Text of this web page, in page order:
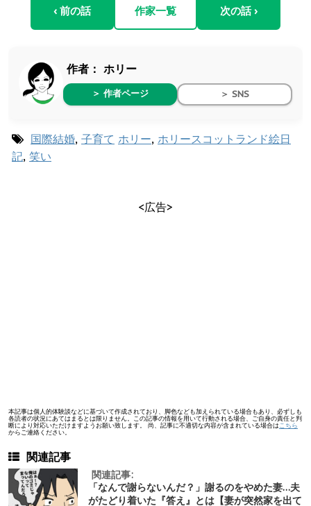
‹ 前の話 作家一覧 次の話 ›
作者： ホリー
＞ 作者ページ ＞ SNS
国際結婚, 子育て ホリー, ホリースコットランド絵日
記, 笑い
<広告>
本記事は個人的体験談などに基づいて作成されており、脚色なども加えられている場合もあり、必ずしも
各読者の状況にあてはまるとは限りません。この記事の情報を用いて行動される場合、ご自身の責任と判
断により対応いただけますようお願い致します。 尚、記事に不適切な内容が含まれている場合は こちら
からご連絡ください。
関連記事
関連記事:
「なんで謝らないんだ？」謝るのをやめた妻…夫
がたどり着いた『答え』とは【妻が突然家を出て